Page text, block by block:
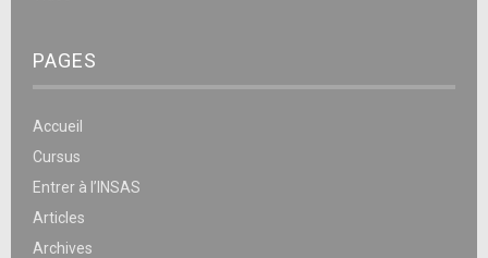
PAGES
Accueil
Cursus
Entrer à l’INSAS
Articles
Archives